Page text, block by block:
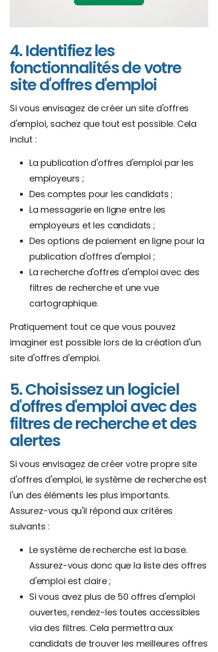
4. Identifiez les
fonctionnalités de votre
site d'offres d'emploi
Si vous envisagez de créer un site d'offres
d'emploi, sachez que tout est possible. Cela
inclut :
La publication d'offres d'emploi par les
employeurs ;
Des comptes pour les candidats ;
La messagerie en ligne entre les
employeurs et les candidats ;
Des options de paiement en ligne pour la
publication d'offres d'emploi ;
La recherche d'offres d'emploi avec des
filtres de recherche et une vue
cartographique.
Pratiquement tout ce que vous pouvez
imaginer est possible lors de la création d'un
site d'offres d'emploi.
5. Choisissez un logiciel
d'offres d'emploi avec des
filtres de recherche et des
alertes
Si vous envisagez de créer votre propre site
d'offres d'emploi, le système de recherche est
l'un des éléments les plus importants.
Assurez-vous qu'il répond aux critères
suivants :
Le système de recherche est la base.
Assurez-vous donc que la liste des offres
d'emploi est claire ;
Si vous avez plus de 50 offres d'emploi
ouvertes, rendez-les toutes accessibles
via des filtres. Cela permettra aux
candidats de trouver les meilleures offres